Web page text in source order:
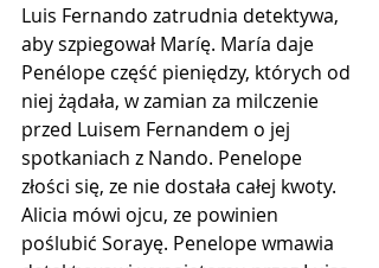
Luis Fernando zatrudnia detektywa,
aby szpiegował Maríę. María daje
Penélope część pieniędzy, których od
niej żądała, w zamian za milczenie
przed Luisem Fernandem o jej
spotkaniach z Nando. Penelope
złości się, ze nie dostała całej kwoty.
Alicia mówi ojcu, ze powinien
poślubić Sorayę. Penelope wmawia